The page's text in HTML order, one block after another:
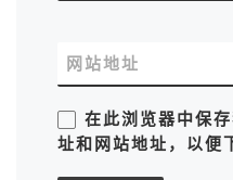
网站地址
在此浏览器中保
址和网站地址，以便